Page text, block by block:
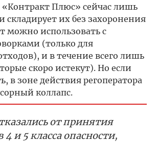
Плюс» сейчас лишь
складирует их без захоронения
можно использовать с
(только для
и в течение всего лишь
скоро истекут). Но если
в зоне действия регоператора
коллапс.
от принятия
4 и 5 класса опасности,